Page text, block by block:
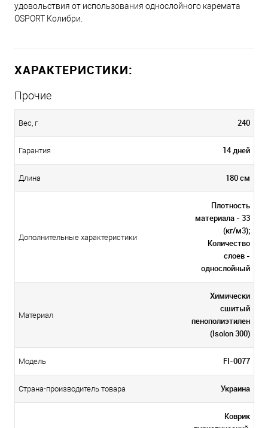
удовольствия от использования однослойного каремата
OSPORT Колибри.
ХАРАКТЕРИСТИКИ:
Прочие
Вес, г 240
Гарантия 14 дней
Длина 180 см
Дополнительные характеристики
Плотность
материала - 33
(кг/м3);
Количество
слоев -
однослойный
Материал
Химически
сшитый
пенополиэтилен
(Isolon 300)
Модель FI-0077
Страна-производитель товара Украина
Коврик